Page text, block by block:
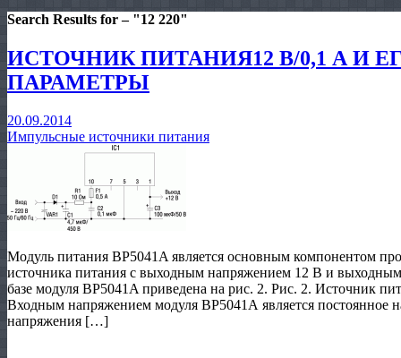
Search Results for – "12 220"
ИСТОЧНИК ПИТАНИЯ12 В/0,1 А И
ПАРАМЕТРЫ
20.09.2014
Импульсные источники питания
Модуль питания BP5041A является основным компонентом
источника питания с выходным напряжением 12 В и
базе модуля BP5041A приведена на рис. 2. Рис. 2. Источник
Входным напряжением модуля BP5041А является постоянное
напряжения […]